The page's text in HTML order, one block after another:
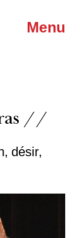
Menu
//
désir,